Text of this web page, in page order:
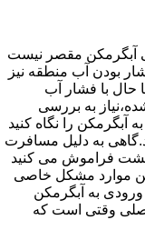
آبگرمکن مقصر نیست
بودن آب منطقه نیز
حال با فشار آب
به بررسی
آبگرمکن را نگاه کنید
به دلیل مسافرت
فراموش می کنید
این موارد مشکل خاصی
به آبگرمکن
وقتی است که